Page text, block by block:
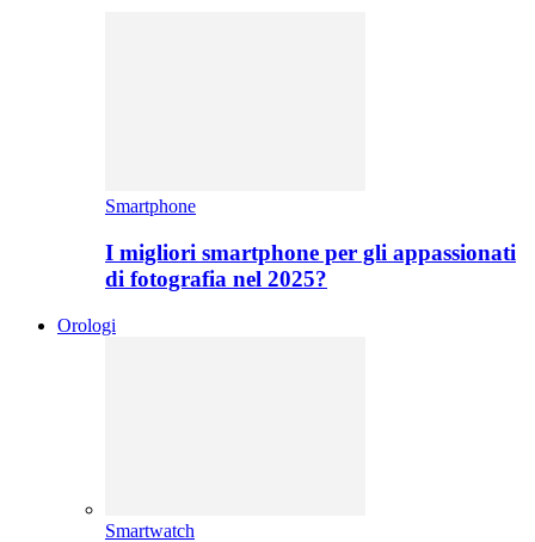
Smartphone
I migliori smartphone per gli appassionati
di fotografia nel 2025?
Orologi
Smartwatch